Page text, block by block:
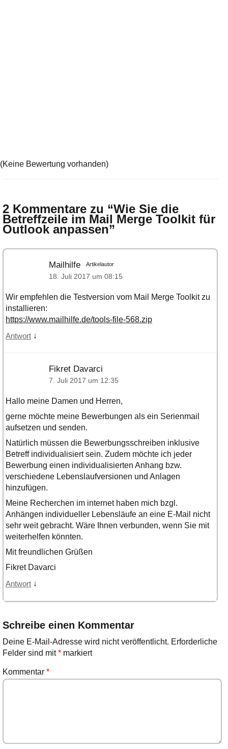
(Keine Bewertung vorhanden)
2 Kommentare zu “Wie Sie die
Betreffzeile im Mail Merge Toolkit für
Outlook anpassen”
Mailhilfe Artikelautor
18. Juli 2017 um 08:15
Wir empfehlen die Testversion vom Mail Merge Toolkit zu
installieren:
https://www.mailhilfe.de/tools-file-568.zip
Antwort ↓
Fikret Davarci
7. Juli 2017 um 12:35
Hallo meine Damen und Herren,
gerne möchte meine Bewerbungen als ein Serienmail
aufsetzen und senden.
Natürlich müssen die Bewerbungsschreiben inklusive
Betreff individualisiert sein. Zudem möchte ich jeder
Bewerbung einen individualisierten Anhang bzw.
verschiedene Lebenslaufversionen und Anlagen
hinzufügen.
Meine Recherchen im internet haben mich bzgl.
Anhängen individueller Lebensläufe an eine E-Mail nicht
sehr weit gebracht. Wäre Ihnen verbunden, wenn Sie mit
weiterhelfen könnten.
Mit freundlichen Grüßen
Fikret Davarci
Antwort ↓
Schreibe einen Kommentar
Deine E-Mail-Adresse wird nicht veröffentlicht. Erforderliche
Felder sind mit*markiert
Kommentar *